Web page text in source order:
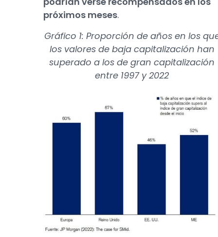
próximos meses.
Gráfico 1: Proporción de años en los
los valores de baja capitalización han
superado a los de gran capitalización
entre 1997 y 2022